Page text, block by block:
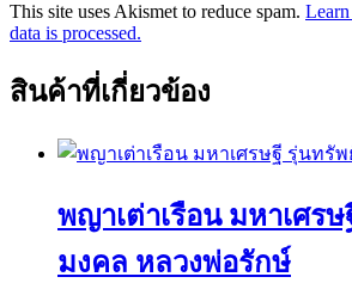
This site uses Akismet to reduce spam.
data is processed.
สินค้าที่เกี่ยวข้อง
พญาเต่าเรือน มหาเศร
มงคล หลวงพ่อรักษ์